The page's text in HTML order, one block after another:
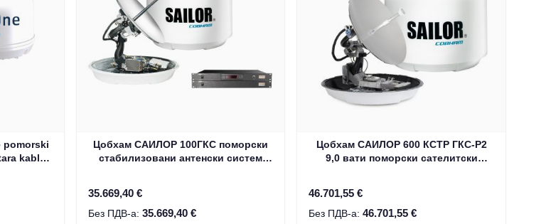
pomorski
kabl
Цобхам САИЛОР 100ГКС поморски
стабилизовани антенски систем
35.669,40 €
35.669,40 €
Цобхам САИЛОР 600 КСТР ГКС-Р2
9,0 вати поморски сателитски
46.701,55 €
46.701,55 €